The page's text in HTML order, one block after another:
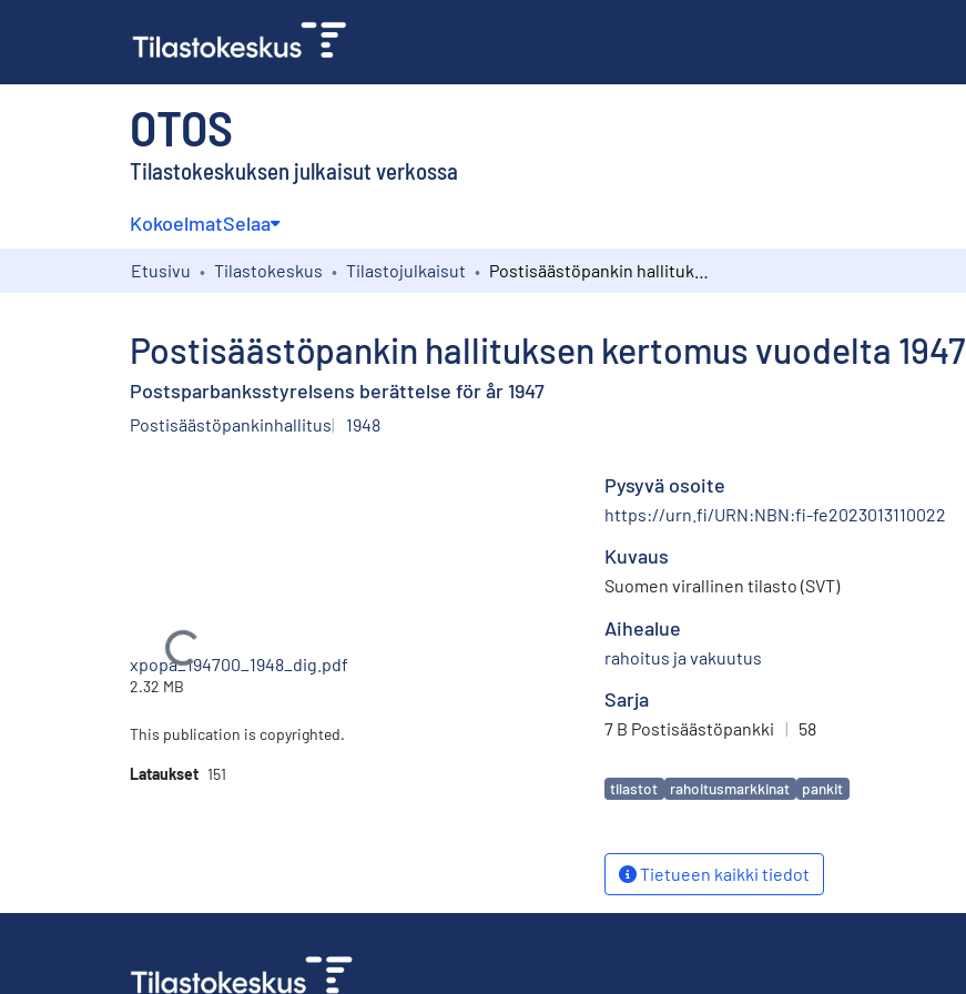
OTOS
Tilastokeskuksen julkaisut verkossa
KokoelmatSelaa
Etusivu Tilastokeskus Tilastojulkaisut
Postisäästöpankin hallituksen kertomus vuodelta 1947
Postsparbanksstyrelsens berättelse för år 1947
Postisäästöpankinhallitus 1948
Ladataan...
xpopa_194700_1948_dig.pdf
2.32 MB
This publication is copyrighted.
Lataukset 151
Pysyvä osoite
https://urn.fi/URN:NBN:fi-fe2023013110022
Kuvaus
Suomen virallinen tilasto (SVT)
Aihealue
rahoitus ja vakuutus
Sarja
7 B Postisäästöpankki | 58
Avainsanat
tilastot rahoitusmarkkinat pankit
Tietueen kaikki tiedot